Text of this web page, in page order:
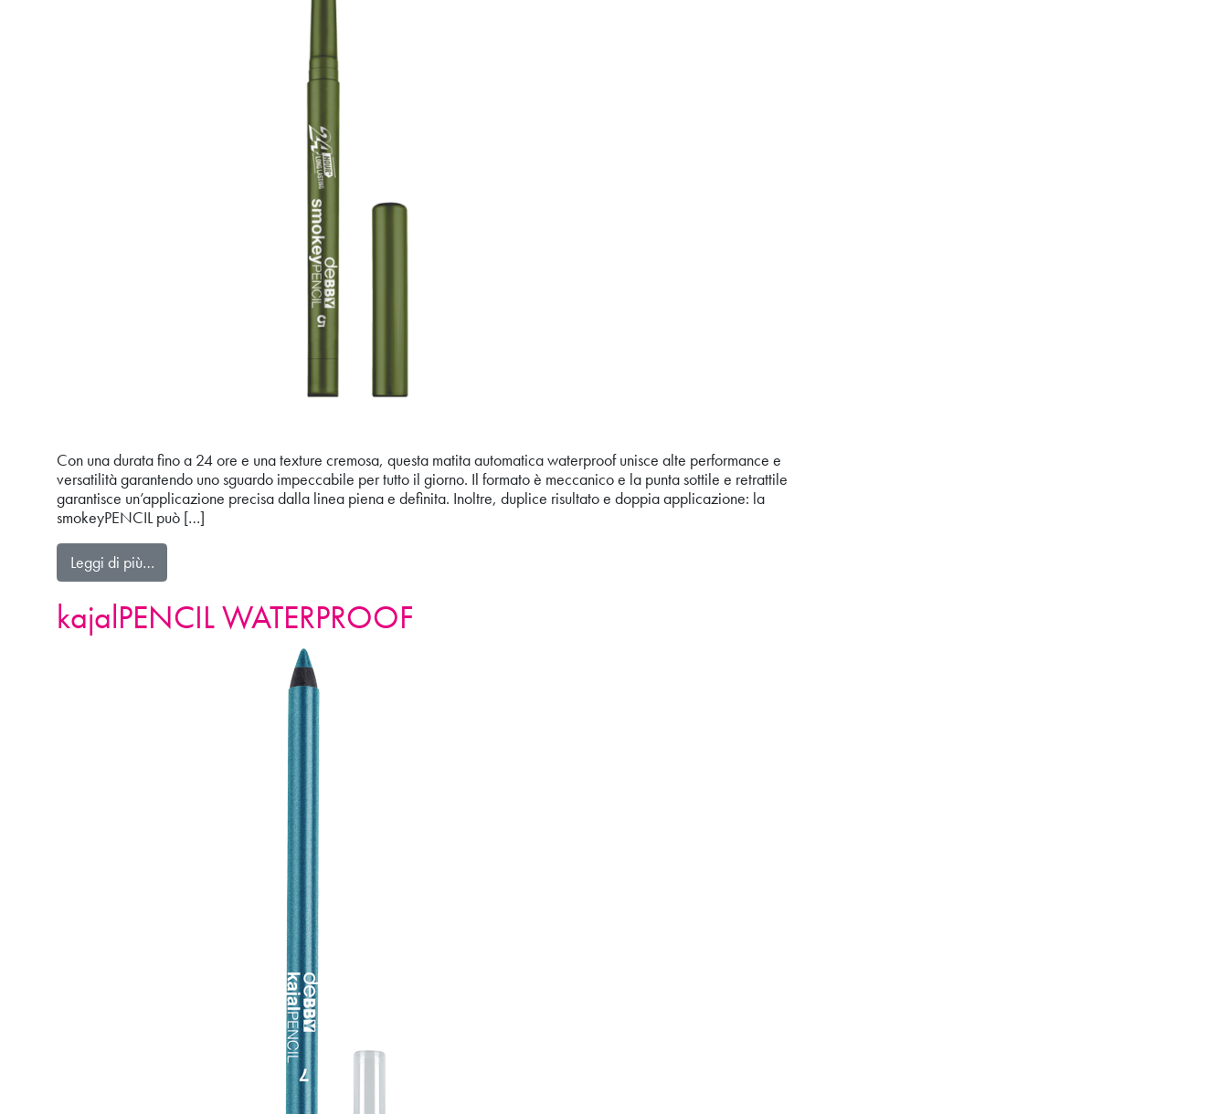
Con una durata fino a 24 ore e una texture cremosa, questa matita automatica waterproof unisce alte performance e
versatilità garantendo uno sguardo impeccabile per tutto il giorno. Il formato è meccanico e la punta sottile e retrattile
garantisce un’applicazione precisa dalla linea piena e definita. Inoltre, duplice risultato e doppia applicazione: la
smokeyPENCIL può […]
Leggi di più…from smokeyPENCIL
kajalPENCIL WATERPROOF